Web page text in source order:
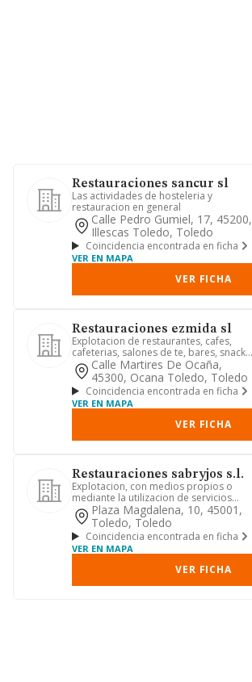
Restauraciones sancur sl
Las actividades de hosteleria y
restauracion en general
Calle Pedro Gumiel, 17, 45200,
Illescas Toledo, Toledo
Coincidencia encontrada en ficha
VER EN MAPA
VER FICHA
Restauraciones ezmida sl
Explotacion de restaurantes, cafes,
cafeterias, salones de te, bares, snacks
bar, cervecerias, horc...
Calle Martires De Ocaña,
45300, Ocana Toledo, Toledo
Coincidencia encontrada en ficha
VER EN MAPA
VER FICHA
Restauraciones sabryjos s.l.
Explotacion, con medios propios o
mediante la utilizacion de servicios
ajenos, de bares, cafeterias...
Plaza Magdalena, 10, 45001,
Toledo, Toledo
Coincidencia encontrada en ficha
VER EN MAPA
VER FICHA